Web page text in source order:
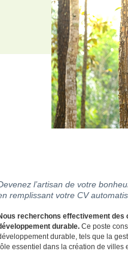
l’artisan de votre
remplissant votre CV
recherchons effectivement des
durable. Ce poste
durable, tels que la
essentiel dans la création de villes